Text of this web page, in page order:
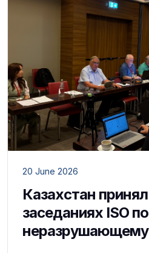
20 June 2026
Казахстан
заседаниях ISO по